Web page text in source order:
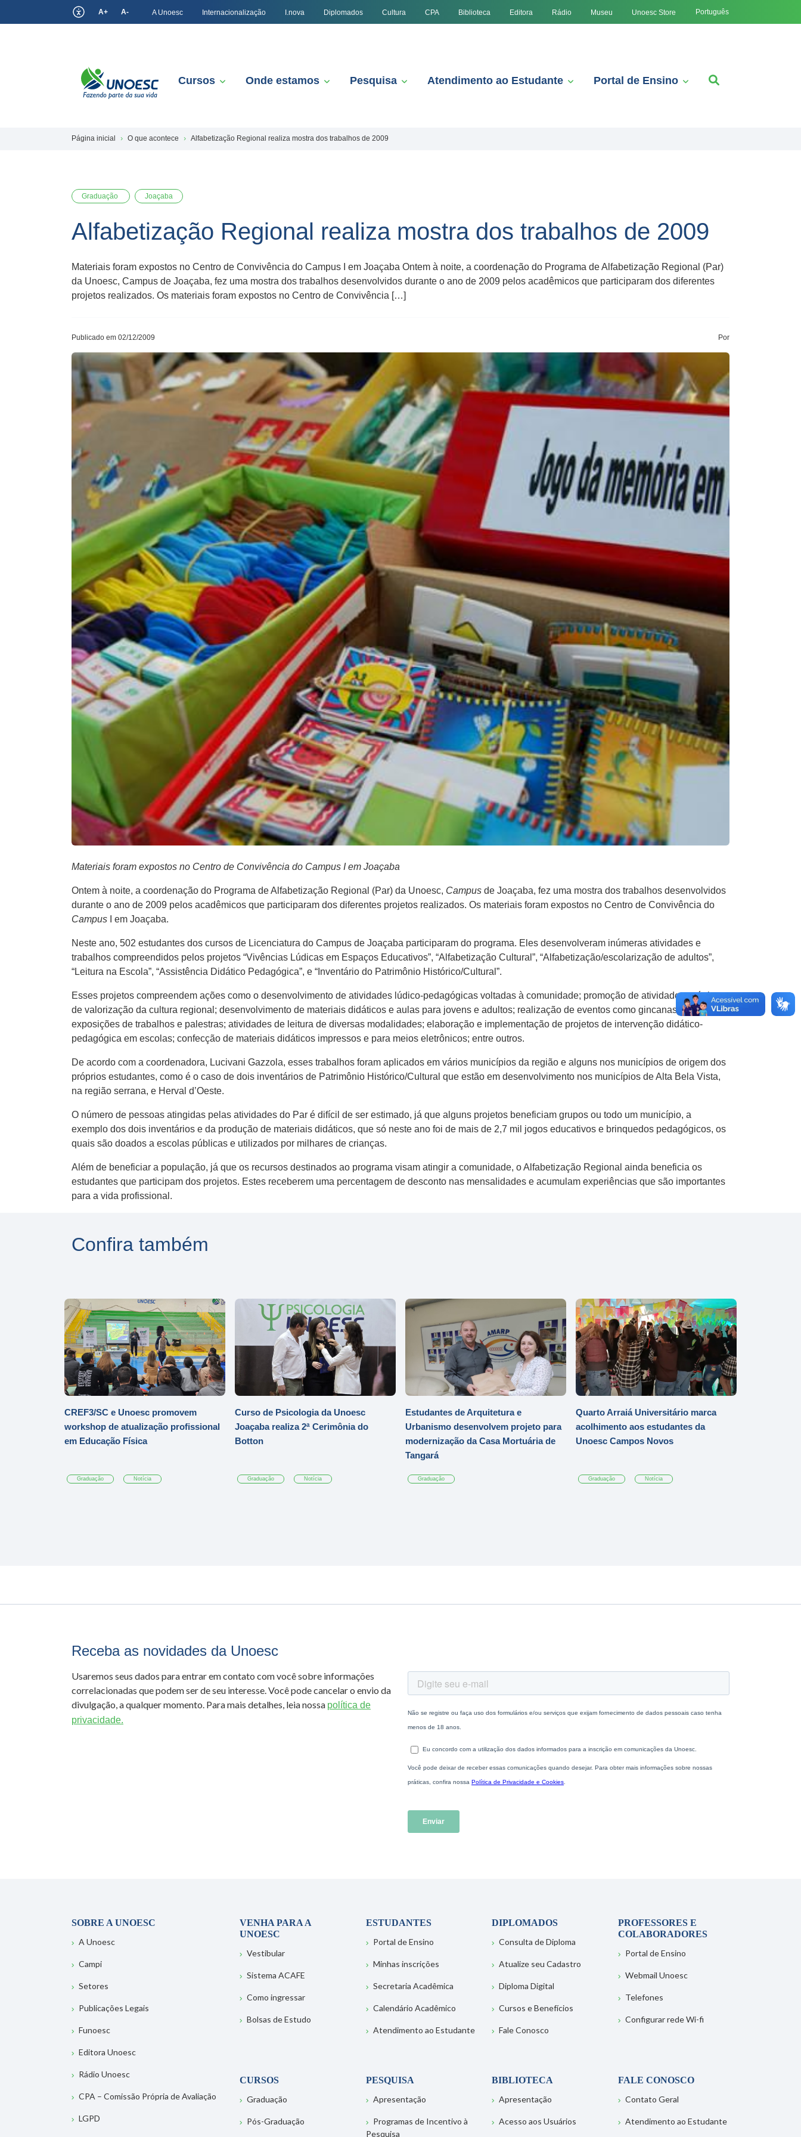
A+ A- A Unoesc Internacionalização I.nova Diplomados Cultura CPA Biblioteca Editora Rádio Museu Unoesc Store Português
Cursos Onde estamos Pesquisa Atendimento ao Estudante Portal de Ensino
Página inicial O que acontece Alfabetização Regional realiza mostra dos trabalhos de 2009
Graduação Joaçaba
Alfabetização Regional realiza mostra dos trabalhos de 2009
Materiais foram expostos no Centro de Convivência do Campus I em Joaçaba Ontem à noite, a coordenação do Programa de Alfabetização Regional (Par)
da Unoesc, Campus de Joaçaba, fez uma mostra dos trabalhos desenvolvidos durante o ano de 2009 pelos acadêmicos que participaram dos diferentes
projetos realizados. Os materiais foram expostos no Centro de Convivência […]
Publicado em 02/12/2009 Por
Materiais foram expostos no Centro de Convivência do Campus I em Joaçaba
Ontem à noite, a coordenação do Programa de Alfabetização Regional (Par) da Unoesc, Campus de Joaçaba, fez uma mostra dos trabalhos desenvolvidos
durante o ano de 2009 pelos acadêmicos que participaram dos diferentes projetos realizados. Os materiais foram expostos no Centro de Convivência do
Campus I em Joaçaba.
Neste ano, 502 estudantes dos cursos de Licenciatura do Campus de Joaçaba participaram do programa. Eles desenvolveram inúmeras atividades e
trabalhos compreendidos pelos projetos “Vivências Lúdicas em Espaços Educativos”, “Alfabetização Cultural”, “Alfabetização/escolarização de adultos”,
“Leitura na Escola”, “Assistência Didático Pedagógica”, e “Inventário do Patrimônio Histórico/Cultural”.
Esses projetos compreendem ações como o desenvolvimento de atividades lúdico-pedagógicas voltadas à comunidade; promoção de atividades artísticas
de valorização da cultura regional; desenvolvimento de materiais didáticos e aulas para jovens e adultos; realização de eventos como gincanas culturais,
exposições de trabalhos e palestras; atividades de leitura de diversas modalidades; elaboração e implementação de projetos de intervenção didático-
pedagógica em escolas; confecção de materiais didáticos impressos e para meios eletrônicos; entre outros.
De acordo com a coordenadora, Lucivani Gazzola, esses trabalhos foram aplicados em vários municípios da região e alguns nos municípios de origem dos
próprios estudantes, como é o caso de dois inventários de Patrimônio Histórico/Cultural que estão em desenvolvimento nos municípios de Alta Bela Vista,
na região serrana, e Herval d’Oeste.
O número de pessoas atingidas pelas atividades do Par é difícil de ser estimado, já que alguns projetos beneficiam grupos ou todo um município, a
exemplo dos dois inventários e da produção de materiais didáticos, que só neste ano foi de mais de 2,7 mil jogos educativos e brinquedos pedagógicos, os
quais são doados a escolas públicas e utilizados por milhares de crianças.
Além de beneficiar a população, já que os recursos destinados ao programa visam atingir a comunidade, o Alfabetização Regional ainda beneficia os
estudantes que participam dos projetos. Estes receberem uma percentagem de desconto nas mensalidades e acumulam experiências que são importantes
para a vida profissional.
Confira também
CREF3/SC e Unoesc promovem
workshop de atualização profissional
em Educação Física
Graduação Notícia
Curso de Psicologia da Unoesc
Joaçaba realiza 2ª Cerimônia do
Botton
Graduação Notícia
Estudantes de Arquitetura e
Urbanismo desenvolvem projeto para
modernização da Casa Mortuária de
Tangará
Graduação
Quarto Arraiá Universitário marca
acolhimento aos estudantes da
Unoesc Campos Novos
Graduação Notícia
Receba as novidades da Unoesc
Usaremos seus dados para entrar em contato com você sobre informações
correlacionadas que podem ser de seu interesse. Você pode cancelar o envio da
divulgação, a qualquer momento. Para mais detalhes, leia nossa política de
privacidade.
SOBRE A UNOESC
A Unoesc
Campi
Setores
Publicações Legais
Funoesc
Editora Unoesc
Rádio Unoesc
CPA – Comissão Própria de Avaliação
LGPD
VENHA PARA A
UNOESC
Vestibular
Sistema ACAFE
Como ingressar
Bolsas de Estudo
ESTUDANTES
Portal de Ensino
Minhas inscrições
Secretaria Acadêmica
Calendário Acadêmico
Atendimento ao Estudante
DIPLOMADOS
Consulta de Diploma
Atualize seu Cadastro
Diploma Digital
Cursos e Benefícios
Fale Conosco
PROFESSORES E
COLABORADORES
Portal de Ensino
Webmail Unoesc
Telefones
Configurar rede Wi-fi
CURSOS
Graduação
Pós-Graduação
PESQUISA
Apresentação
Programas de Incentivo à
Pesquisa
BIBLIOTECA
Apresentação
Acesso aos Usuários
FALE CONOSCO
Contato Geral
Atendimento ao Estudante